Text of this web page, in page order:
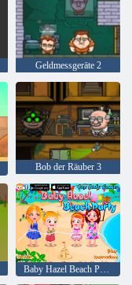
Geldmessgeräte 2
Bob der Räuber 3
Baby Hazel Beach Party